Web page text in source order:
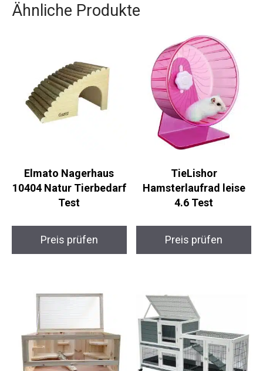
Ähnliche Produkte
Elmato Nagerhaus
10404 Natur Tierbedarf
Test
Preis prüfen
TieLishor
Hamsterlaufrad leise
4.6 Test
Preis prüfen